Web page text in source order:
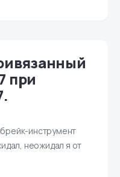
при
инструмент
неожидал я от